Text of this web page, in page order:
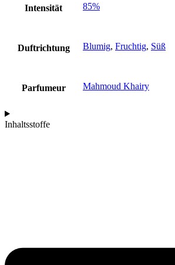
Intensität 85%
Duftrichtung Blumig, Fruchtig, Süß
Parfumeur Mahmoud Khairy
Inhaltsstoffe